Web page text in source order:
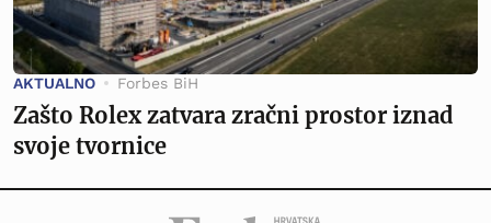
AKTUALNO Forbes BiH
Zašto Rolex zatvara zračni prostor iznad
svoje tvornice